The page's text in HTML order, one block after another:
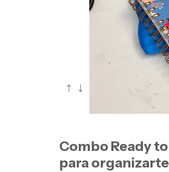
Combo Ready
para